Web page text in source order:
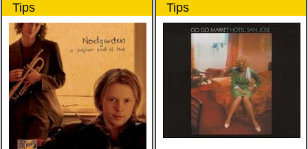
Tips Tips